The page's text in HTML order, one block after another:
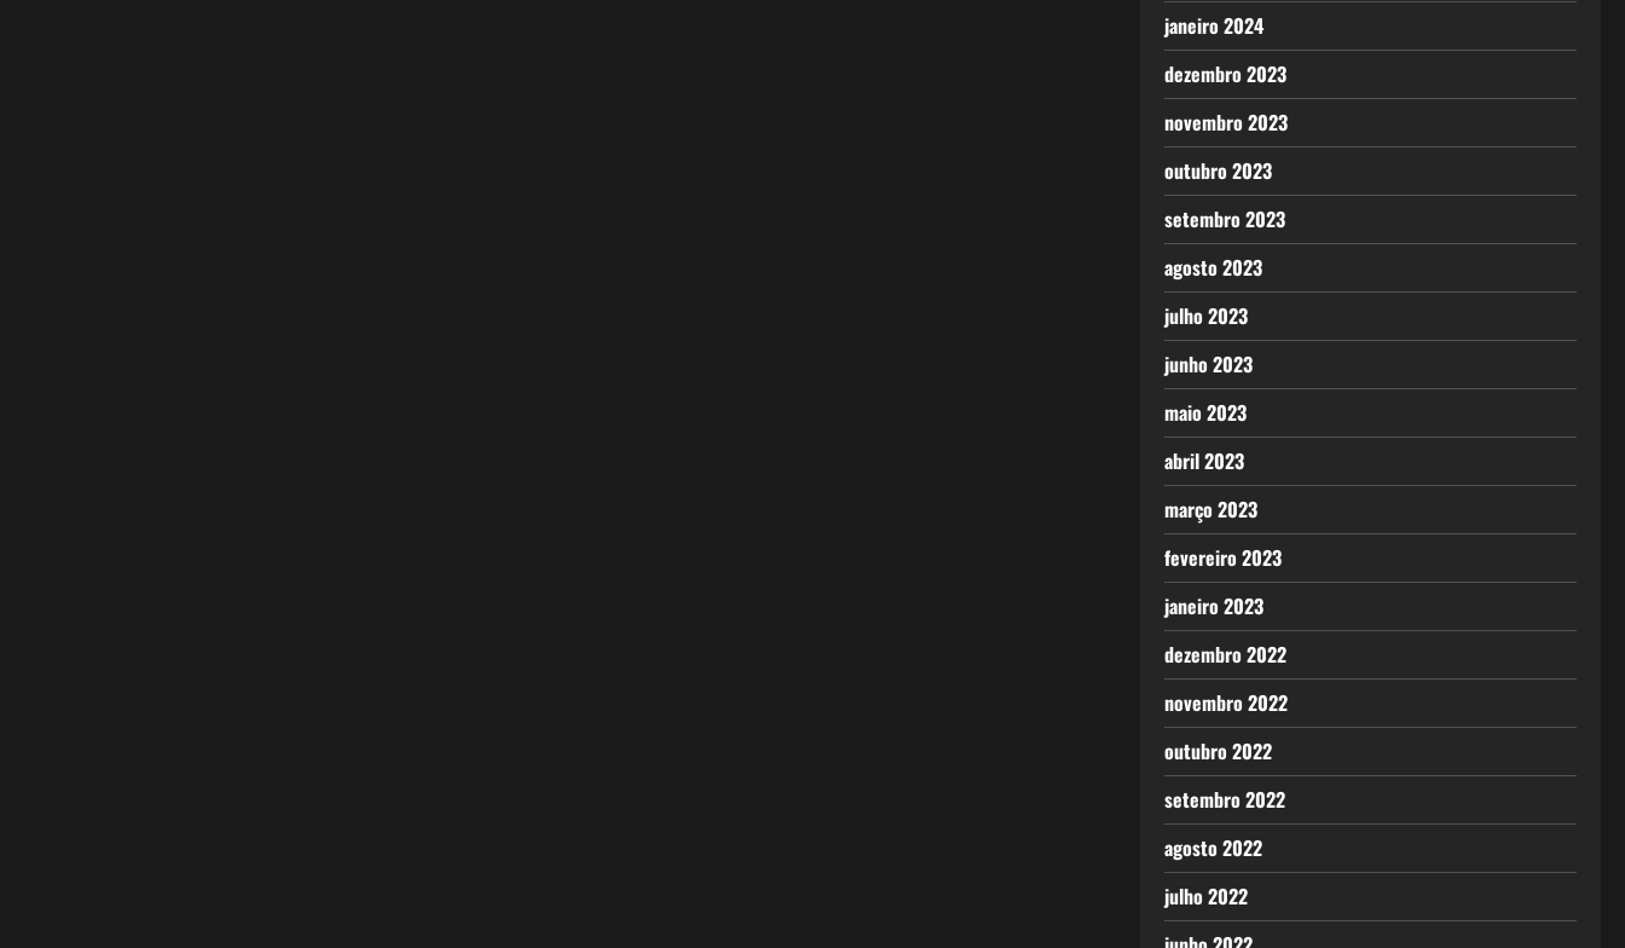
janeiro 2024
dezembro 2023
novembro 2023
outubro 2023
setembro 2023
agosto 2023
julho 2023
junho 2023
maio 2023
abril 2023
março 2023
fevereiro 2023
janeiro 2023
dezembro 2022
novembro 2022
outubro 2022
setembro 2022
agosto 2022
julho 2022